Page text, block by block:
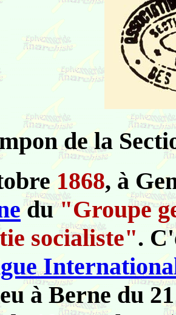
de la
1868, à
du"Groupe
socialiste".
à Berne du